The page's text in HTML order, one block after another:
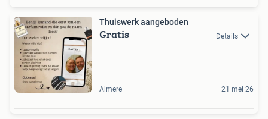
Thuiswerk aangeboden
Gratis Details
Almere 21 mei 26